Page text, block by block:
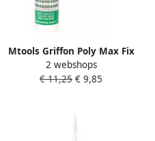
Mtools Griffon Poly Max Fix
& Seal Express Crystal Clear
Koker 300 g NL FR DE |
2 webshops
€ 11,25 € 9,85